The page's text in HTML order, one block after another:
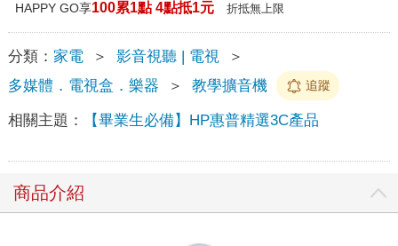
HAPPY GO享100累1點 4點抵1元 折抵無上限
分類： 家電 ＞ 影音視聽 | 電視
＞
多媒體．電視盒．樂器
＞ 教學擴音機 追蹤
相關主題： 【畢業生必備】HP惠普精選3C產品
商品介紹